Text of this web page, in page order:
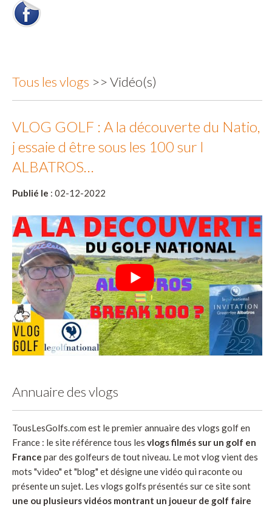
Tous les vlogs >> Vidéo(s)
VLOG GOLF : A la découverte du Natio,
j essaie d être sous les 100 sur l
ALBATROS…
Publié le : 02-12-2022
Annuaire des vlogs
TousLesGolfs.com est le premier annuaire des vlogs golf en
France : le site référence tous les vlogs filmés sur un golf en
France par des golfeurs de tout niveau. Le mot vlog vient des
mots "video" et "blog" et désigne une vidéo qui raconte ou
présente un sujet. Les vlogs golfs présentés sur ce site sont
une ou plusieurs vidéos montrant un joueur de golf faire